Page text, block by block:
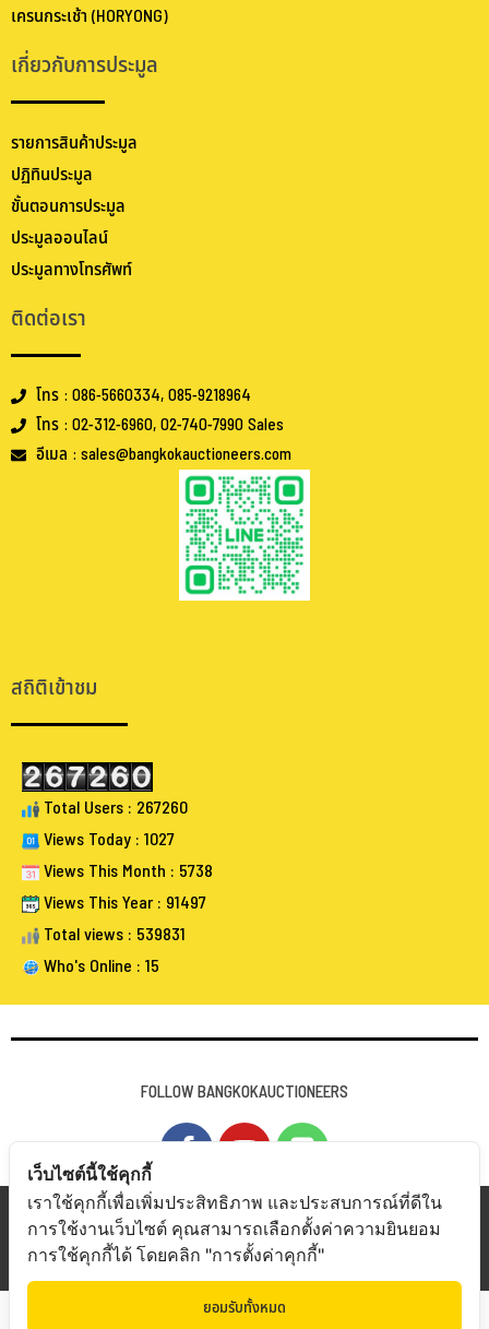
เครนกระเช้า (HORYONG)
เกี่ยวกับการประมูล
รายการสินค้าประมูล
ปฏิทินประมูล
ขั้นตอนการประมูล
ประมูลออนไลน์
ประมูลทางโทรศัพท์
ติดต่อเรา
โทร : 086-5660334, 085-9218964
โทร : 02-312-6960, 02-740-7990 Sales
อีเมล : sales@bangkokauctioneers.com
สถิติเข้าชม
Total Users : 267260
Views Today : 1027
Views This Month : 5738
Views This Year : 91497
Total views : 539831
Who's Online : 15
FOLLOW BANGKOKAUCTIONEERS
Copyright © 2019 Bangkokauctioneers | Credits
Powered by Bangkokauctioneers
เว็บไซต์นี้ใช้คุกกี้
เราใช้คุกกี้เพื่อเพิ่มประสิทธิภาพ และประสบการณ์ที่ดีใน
การใช้งานเว็บไซต์ คุณสามารถเลือกตั้งค่าความยินยอม
การใช้คุกกี้ได้ โดยคลิก "การตั้งค่าคุกกี้"
ยอมรับทั้งหมด